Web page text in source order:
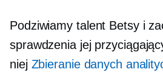
Podziwiamy talent Betsy i
sprawdzenia jej
niej Zbieranie danych